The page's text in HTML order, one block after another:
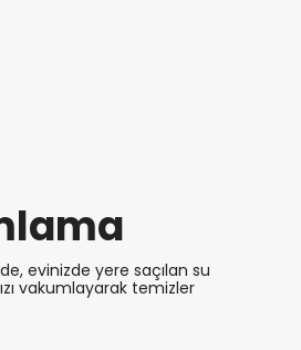
evinizde yere saçılan su
vakumlayarak temizler